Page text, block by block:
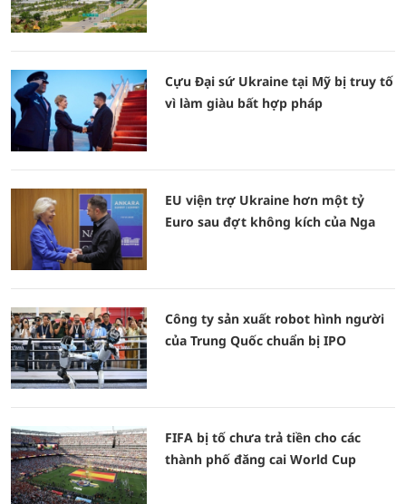
Cựu Đại sứ Ukraine tại Mỹ bị truy tố
vì làm giàu bất hợp pháp
EU viện trợ Ukraine hơn một tỷ
Euro sau đợt không kích của Nga
Công ty sản xuất robot hình người
của Trung Quốc chuẩn bị IPO
FIFA bị tố chưa trả tiền cho các
thành phố đăng cai World Cup